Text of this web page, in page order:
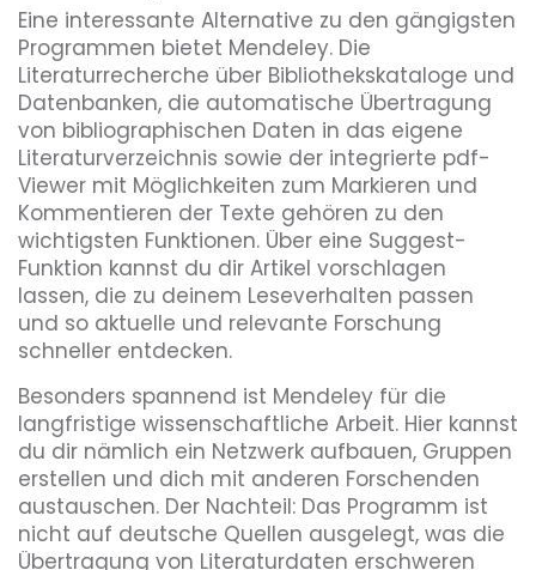
Eine interessante Alternative zu den gängigsten
Programmen bietet Mendeley. Die
Literaturrecherche über Bibliothekskataloge und
Datenbanken, die automatische Übertragung
von bibliographischen Daten in das eigene
Literaturverzeichnis sowie der integrierte pdf-
Viewer mit Möglichkeiten zum Markieren und
Kommentieren der Texte gehören zu den
wichtigsten Funktionen. Über eine Suggest-
Funktion kannst du dir Artikel vorschlagen
lassen, die zu deinem Leseverhalten passen
und so aktuelle und relevante Forschung
schneller entdecken.
Besonders spannend ist Mendeley für die
langfristige wissenschaftliche Arbeit. Hier kannst
du dir nämlich ein Netzwerk aufbauen, Gruppen
erstellen und dich mit anderen Forschenden
austauschen. Der Nachteil: Das Programm ist
nicht auf deutsche Quellen ausgelegt, was die
Übertragung von Literaturdaten erschweren